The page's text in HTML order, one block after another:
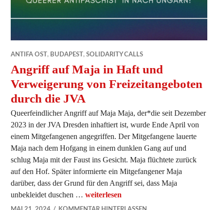
ANTIFA OST, BUDAPEST,SOLIDARITY CALLS
Angriff auf Maja in Haft und
Verweigerung von Freizeitangeboten
durch die JVA
Queerfeindlicher Angriff auf Maja Maja, der*die seit Dezember
2023 in der JVA Dresden inhaftiert ist, wurde Ende April von
einem Mitgefangenen angegriffen. Der Mitgefangene lauerte
Maja nach dem Hofgang in einem dunklen Gang auf und
schlug Maja mit der Faust ins Gesicht. Maja flüchtete zurück
auf den Hof. Später informierte ein Mitgefangener Maja
darüber, dass der Grund für den Angriff sei, dass Maja
unbekleidet duschen …Angriff auf Maja in Haft und
weiterlesen